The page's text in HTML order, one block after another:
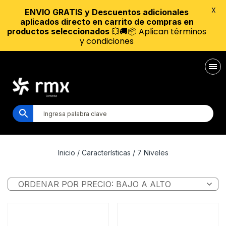
Inicio / Características / 7 Niveles
ENVIO GRATIS y Descuentos adicionales
aplicados directo en carrito de compras en
productos seleccionados 💥🚚📦 Aplican términos
y condiciones
X